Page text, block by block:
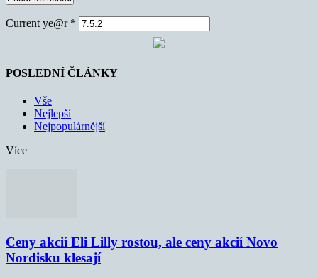
Current ye@r *
POSLEDNÍ ČLÁNKY
Vše
Nejlepší
Nejpopulárnější
Více
Ceny akcií Eli Lilly rostou, ale ceny akcií Novo
Nordisku klesají